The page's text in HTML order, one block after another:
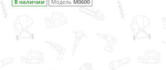
В наличии Модель DDF482RF